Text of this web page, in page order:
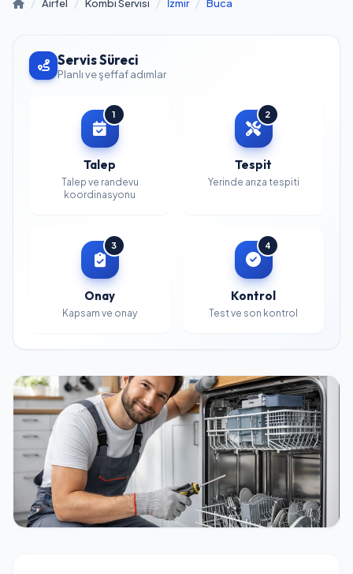
/ Airfel / Kombi Servisi / İzmir / Buca
Servis Süreci
Planlı ve şeffaf adımlar
1
Talep
Talep ve randevu
koordinasyonu
2
Tespit
Yerinde arıza tespiti
3
Onay
Kapsam ve onay
4
Kontrol
Test ve son kontrol